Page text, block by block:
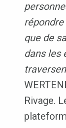
que de
dans les
Rivage.